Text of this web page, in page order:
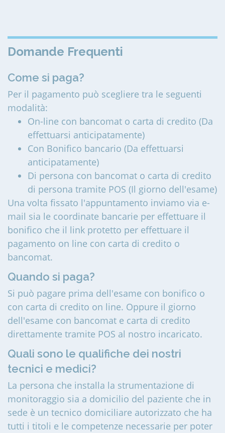
Domande Frequenti
Come si paga?
Per il pagamento può scegliere tra le seguenti
modalità:
On-line con bancomat o carta di credito (Da
effettuarsi anticipatamente)
Con Bonifico bancario (Da effettuarsi
anticipatamente)
Di persona con bancomat o carta di credito
di persona tramite POS (Il giorno dell'esame)
Una volta fissato l'appuntamento inviamo via e-
mail sia le coordinate bancarie per effettuare il
bonifico che il link protetto per effettuare il
pagamento on line con carta di credito o
bancomat.
Quando si paga?
Si può pagare prima dell'esame con bonifico o
con carta di credito on line. Oppure il giorno
dell'esame con bancomat e carta di credito
direttamente tramite POS al nostro incaricato.
Quali sono le qualifiche dei nostri
tecnici e medici?
La persona che installa la strumentazione di
monitoraggio sia a domicilio del paziente che in
sede è un tecnico domiciliare autorizzato che ha
tutti i titoli e le competenze necessarie per poter